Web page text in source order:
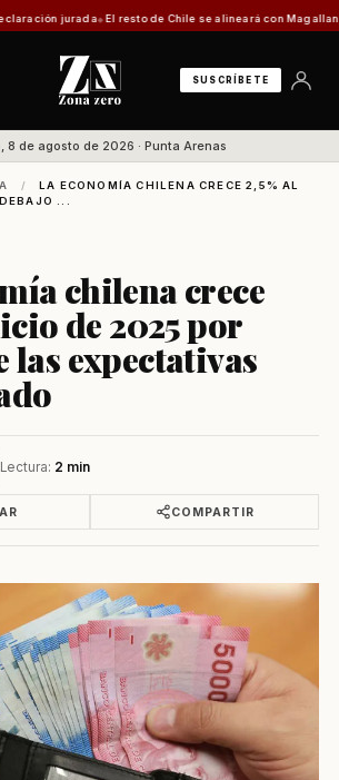
jurada El resto de Chile se alineará con Magallanes:
SUSCRÍBETE
8 de agosto de 2026 · Punta Arenas
/
LA ECONOMÍA CHILENA CRECE 2,5% AL
...
chilena crece
de 2025 por
las expectativas
Lectura: 2 min
COMPARTIR